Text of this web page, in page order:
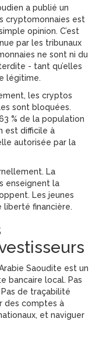
a publié un
cryptomonnaies est
opinion. C’est
par les tribunaux
ne sont ni du
- tant qu’elles
légitime.
les cryptos
sont bloquées.
% de la population
est difficile à
autorisée par la
La
enseignent la
Les jeunes
financière.
Saoudite est un
bancaire local. Pas
de traçabilité
des comptes à
et naviguer